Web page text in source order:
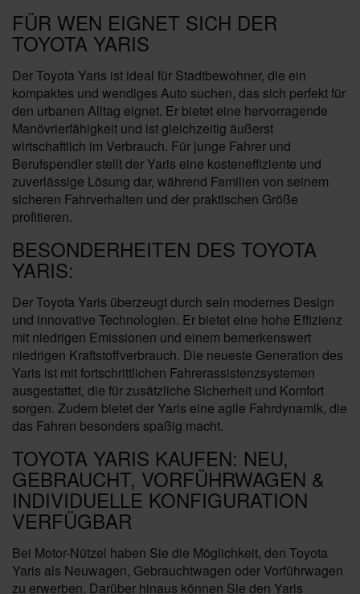
FÜR WEN EIGNET SICH DER
TOYOTA YARIS
Der Toyota Yaris ist ideal für Stadtbewohner, die ein
kompaktes und wendiges Auto suchen, das sich perfekt für
den urbanen Alltag eignet. Er bietet eine hervorragende
Manövrierfähigkeit und ist gleichzeitig äußerst
wirtschaftlich im Verbrauch. Für junge Fahrer und
Berufspendler stellt der Yaris eine kosteneffiziente und
zuverlässige Lösung dar, während Familien von seinem
sicheren Fahrverhalten und der praktischen Größe
profitieren.
BESONDERHEITEN DES TOYOTA
YARIS:
Der Toyota Yaris überzeugt durch sein modernes Design
und innovative Technologien. Er bietet eine hohe Effizienz
mit niedrigen Emissionen und einem bemerkenswert
niedrigen Kraftstoffverbrauch. Die neueste Generation des
Yaris ist mit fortschrittlichen Fahrerassistenzsystemen
ausgestattet, die für zusätzliche Sicherheit und Komfort
sorgen. Zudem bietet der Yaris eine agile Fahrdynamik, die
das Fahren besonders spaßig macht.
TOYOTA YARIS KAUFEN: NEU,
GEBRAUCHT, VORFÜHRWAGEN &
INDIVIDUELLE KONFIGURATION
VERFÜGBAR
Bei Motor-Nützel haben Sie die Möglichkeit, den Toyota
Yaris als Neuwagen, Gebrauchtwagen oder Vorführwagen
zu erwerben. Darüber hinaus können Sie den Yaris